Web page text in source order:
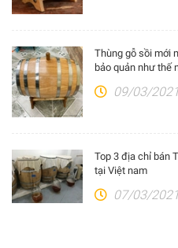
Thùng gỗ sồi mới
bảo quản như thế
09/03/2021
Top 3 địa chỉ bán
tại Việt nam
07/03/2021